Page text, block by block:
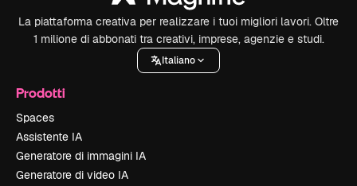
La piattaforma creativa per realizzare i tuoi migliori lavori. Oltre
1 milione di abbonati tra creativi, imprese, agenzie e studi.
Italiano
Prodotti
Spaces
Assistente IA
Generatore di immagini IA
Generatore di video IA